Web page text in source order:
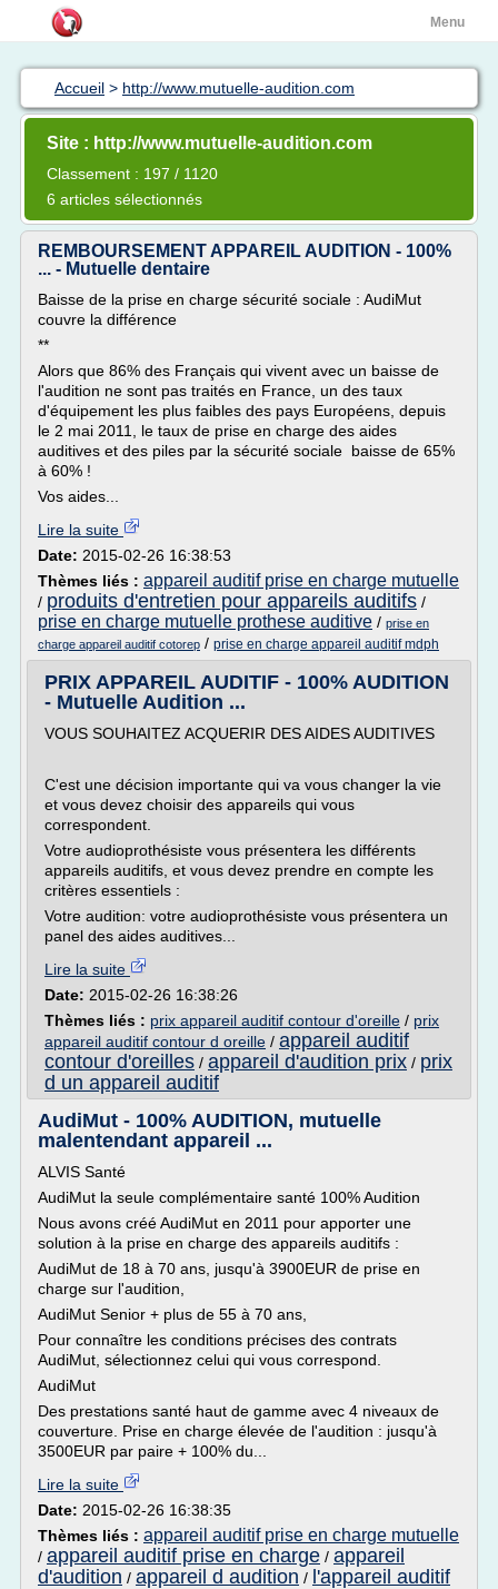
Menu
Accueil > http://www.mutuelle-audition.com
Site : http://www.mutuelle-audition.com
Classement : 197 / 1120
6 articles sélectionnés
REMBOURSEMENT APPAREIL AUDITION - 100%
... - Mutuelle dentaire
Baisse de la prise en charge sécurité sociale : AudiMut
couvre la différence
**
Alors que 86% des Français qui vivent avec un baisse de
l'audition ne sont pas traités en France, un des taux
d'équipement les plus faibles des pays Européens, depuis
le 2 mai 2011, le taux de prise en charge des aides
auditives et des piles par la sécurité sociale baisse de 65%
à 60% !
Vos aides...
Lire la suite
Date: 2015-02-26 16:38:53
Thèmes liés : appareil auditif prise en charge mutuelle
/ produits d'entretien pour appareils auditifs /
prise en charge mutuelle prothese auditive / prise en
charge appareil auditif cotorep / prise en charge appareil auditif mdph
PRIX APPAREIL AUDITIF - 100% AUDITION
- Mutuelle Audition ...
VOUS SOUHAITEZ ACQUERIR DES AIDES AUDITIVES
C'est une décision importante qui va vous changer la vie
et vous devez choisir des appareils qui vous
correspondent.
Votre audioprothésiste vous présentera les différents
appareils auditifs, et vous devez prendre en compte les
critères essentiels :
Votre audition: votre audioprothésiste vous présentera un
panel des aides auditives...
Lire la suite
Date: 2015-02-26 16:38:26
Thèmes liés : prix appareil auditif contour d'oreille / prix
appareil auditif contour d oreille / appareil auditif
contour d'oreilles / appareil d'audition prix / prix
d un appareil auditif
AudiMut - 100% AUDITION, mutuelle
malentendant appareil ...
ALVIS Santé
AudiMut la seule complémentaire santé 100% Audition
Nous avons créé AudiMut en 2011 pour apporter une
solution à la prise en charge des appareils auditifs :
AudiMut de 18 à 70 ans, jusqu'à 3900EUR de prise en
charge sur l'audition,
AudiMut Senior + plus de 55 à 70 ans,
Pour connaître les conditions précises des contrats
AudiMut, sélectionnez celui qui vous correspond.
AudiMut
Des prestations santé haut de gamme avec 4 niveaux de
couverture. Prise en charge élevée de l'audition : jusqu'à
3500EUR par paire + 100% du...
Lire la suite
Date: 2015-02-26 16:38:35
Thèmes liés : appareil auditif prise en charge mutuelle
/ appareil auditif prise en charge / appareil
d'audition / appareil d audition / l'appareil auditif